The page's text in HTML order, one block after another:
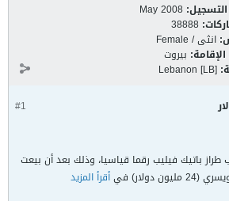
التسجيل: May 2008
38888
انثى / Female
بيروت
Lebanon [LB]
#1
باتيك فيليب رقما قياسيا، وذلك بعد أن بيعت
أقرأ المزيد